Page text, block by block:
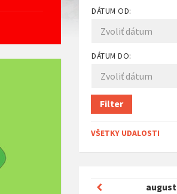
DÁTUM OD:
DÁTUM DO:
Filter
VŠETKY UDALOSTI
august
Predchádzajúci